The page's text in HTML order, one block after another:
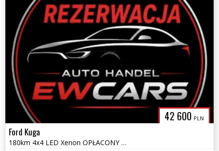
42 600 PLN
Ford Kuga
180km 4x4 LED Xenon OPŁACONY Kamera EL.Kpala Asystent Parkowania